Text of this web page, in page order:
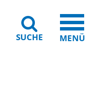
SUCHE MENÜ